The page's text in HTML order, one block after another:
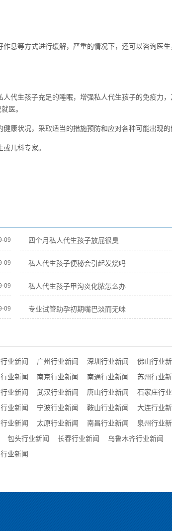
息等方式进行缓解，严重的情况下，还可以咨询医
代生孩子充足的睡眠，增强私人代生孩子的免疫力
医。
康状况，采取适当的措施预防和应对各种可能出现的
儿科专家。
09 四个月私人代生孩子放屁很臭
09 私人代生孩子便秘会引起发烧吗
09 私人代生孩子甲沟炎化脓怎么办
09 专业试管助孕初期嘴巴淡而无味
业新闻 广州行业新闻 深圳行业新闻 佛山行业
业新闻 南京行业新闻 南通行业新闻 苏州行业
业新闻 武汉行业新闻 唐山行业新闻 石家庄行
业新闻 宁波行业新闻 鞍山行业新闻 大连行业
业新闻 太原行业新闻 南昌行业新闻 泉州行业
包头行业新闻 长春行业新闻 乌鲁木齐行业新闻
业新闻